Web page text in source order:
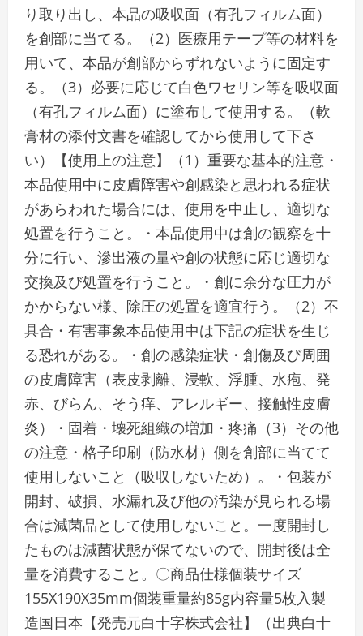
り取り出し、本品の吸収面（有孔フィルム面）
を創部に当てる。（2）医療用テープ等の材料を
用いて、本品が創部からずれないように固定す
る。（3）必要に応じて白色ワセリン等を吸収面
（有孔フィルム面）に塗布して使用する。（軟
膏材の添付文書を確認してから使用して下さ
い）【使用上の注意】（1）重要な基本的注意・
本品使用中に皮膚障害や創感染と思われる症状
があらわれた場合には、使用を中止し、適切な
処置を行うこと。・本品使用中は創の観察を十
分に行い、滲出液の量や創の状態に応じ適切な
交換及び処置を行うこと。・創に余分な圧力が
かからない様、除圧の処置を適宜行う。（2）不
具合・有害事象本品使用中は下記の症状を生じ
る恐れがある。・創の感染症状・創傷及び周囲
の皮膚障害（表皮剥離、浸軟、浮腫、水疱、発
赤、びらん、そう痒、アレルギー、接触性皮膚
炎）・固着・壊死組織の増加・疼痛（3）その他
の注意・格子印刷（防水材）側を創部に当てて
使用しないこと（吸収しないため）。・包装が
開封、破損、水漏れ及び他の汚染が見られる場
合は減菌品として使用しないこと。一度開封し
たものは減菌状態が保てないので、開封後は全
量を消費すること。〇商品仕様個装サイズ
155X190X35mm個装重量約85g内容量5枚入製
造国日本【発売元白十字株式会社】（出典白十